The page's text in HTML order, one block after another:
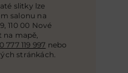
slitky lze
salonu na
110 00 Nové
na mapě,
777 119 997 nebo
stránkách